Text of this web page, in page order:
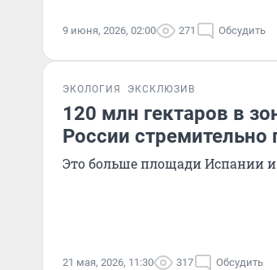
9 июня, 2026, 02:00 271 Обсудить
ЭКОЛОГИЯ ЭКСКЛЮЗИВ
120 млн гектаров в
России
Это больше площади Испании
21 мая, 2026, 11:30 317 Обсудить